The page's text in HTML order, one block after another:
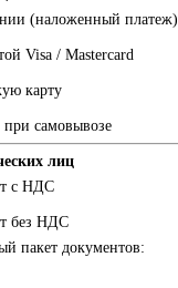
(наложенный платеж)
Visa / Mastercard
карту
самовывозе
лиц
с НДС
без НДС
пакет документов: